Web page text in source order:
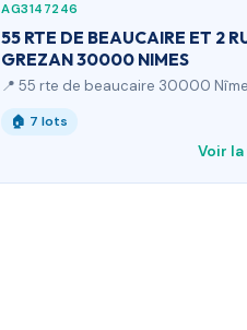
AG3147246
55 RTE DE BEAUCAIRE ET 2
GREZAN 30000 NIMES
📍 55 rte de beaucaire 30000
🏠 7 lots
Voir